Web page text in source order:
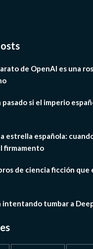
de OpenAI es una
pasado si el imperio
estrella española:
firmamento
de ciencia ficción que
intentando tumbar a